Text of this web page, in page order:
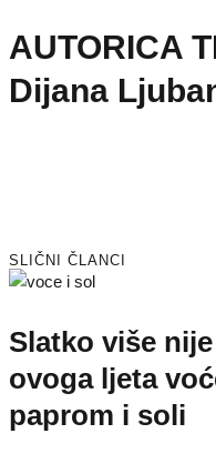
AUTORICA
Dijana
SLIČNI ČLANCI
Slatko više
ovoga ljeta
paprom i soli